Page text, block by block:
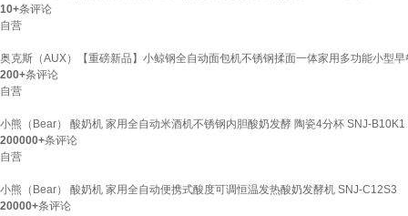
10+条评论
自营
奥克斯（AUX）【重磅新品】小鲸钢全自动面包机不锈钢揉面一体家用多功能小型
200+条评论
自营
小熊（Bear） 酸奶机 家用全自动米酒机不锈钢内胆酸奶发酵 陶瓷4分杯 SNJ-B10K1
200000+条评论
自营
小熊（Bear） 酸奶机 家用全自动便携式酸度可调恒温发热酸奶发酵机 SNJ-C12S3
20000+条评论